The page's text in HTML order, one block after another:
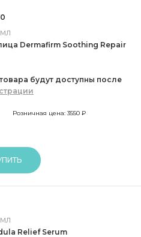
Dermafirm Soothing Repair
будут доступны после
Розничная цена: 3550 ₽
Relief Serum